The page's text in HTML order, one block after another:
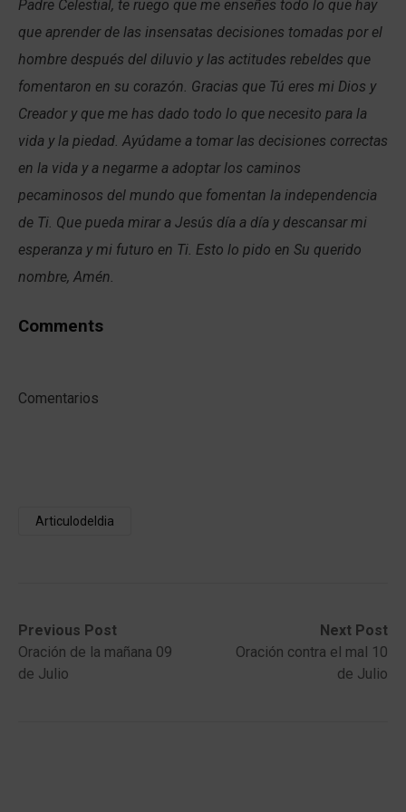
Padre Celestial, te ruego que me enseñes todo lo que hay
que aprender de las insensatas decisiones tomadas por el
hombre después del diluvio y las actitudes rebeldes que
fomentaron en su corazón. Gracias que Tú eres mi Dios y
Creador y que me has dado todo lo que necesito para la
vida y la piedad. Ayúdame a tomar las decisiones correctas
en la vida y a negarme a adoptar los caminos
pecaminosos del mundo que fomentan la independencia
de Ti. Que pueda mirar a Jesús día a día y descansar mi
esperanza y mi futuro en Ti. Esto lo pido en Su querido
nombre, Amén.
Comments
Comentarios
Articulodeldia
Post
navigation
Previous Post
Previous
post:Oración de la mañana 09
de Julio
Next Post
Next
post:
Oración contra el mal 10
de Julio